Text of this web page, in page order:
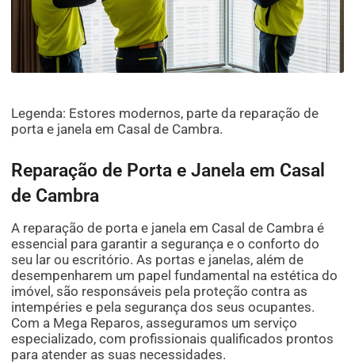
Legenda: Estores modernos, parte da reparação de
porta e janela em Casal de Cambra.
Reparação de Porta e Janela em Casal
de Cambra
A reparação de porta e janela em Casal de Cambra é
essencial para garantir a segurança e o conforto do
seu lar ou escritório. As portas e janelas, além de
desempenharem um papel fundamental na estética do
imóvel, são responsáveis pela proteção contra as
intempéries e pela segurança dos seus ocupantes.
Com a Mega Reparos, asseguramos um serviço
especializado, com profissionais qualificados prontos
para atender as suas necessidades.